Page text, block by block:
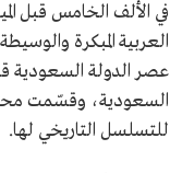
في الألف الخامس قبل
العربية المبكرة
عصر الدولة السعودية
السعودية، وقسّمت
للتسلسل التاريخي لها.